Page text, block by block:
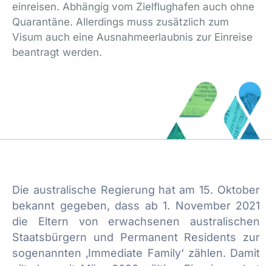
einreisen. Abhängig vom Zielflughafen auch ohne
Quarantäne. Allerdings muss zusätzlich zum
Visum auch eine Ausnahmeerlaubnis zur Einreise
beantragt werden.
Die australische Regierung hat am 15. Oktober
bekannt gegeben, dass ab 1. November 2021
die Eltern von erwachsenen australischen
Staatsbürgern und Permanent Residents zur
sogenannten ‚Immediate Family‘ zählen. Damit